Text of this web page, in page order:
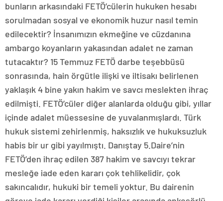
bunların arkasındaki FETÖ’cülerin hukuken hesabı
sorulmadan sosyal ve ekonomik huzur nasıl temin
edilecektir? İnsanımızın ekmeğine ve cüzdanına
ambargo koyanların yakasından adalet ne zaman
tutacaktır? 15 Temmuz FETÖ darbe teşebbüsü
sonrasında, hain örgütle ilişki ve iltisakı belirlenen
yaklaşık 4 bine yakın hakim ve savcı meslekten ihraç
edilmişti. FETÖ’cüler diğer alanlarda olduğu gibi, yıllar
içinde adalet müessesine de yuvalanmışlardı. Türk
hukuk sistemi zehirlenmiş, haksızlık ve hukuksuzluk
habis bir ur gibi yayılmıştı. Danıştay 5.Daire’nin
FETÖ’den ihraç edilen 387 hakim ve savcıyı tekrar
mesleğe iade eden kararı çok tehlikelidir, çok
sakıncalıdır, hukuki bir temeli yoktur. Bu dairenin